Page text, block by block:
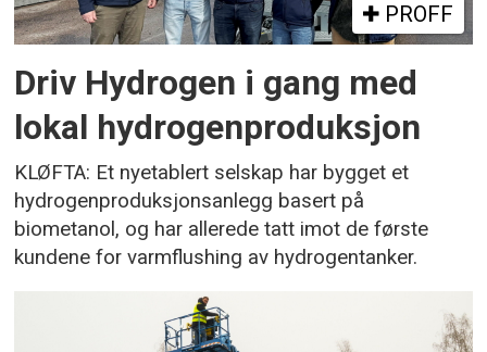
PROFF
Driv Hydrogen i gang med
lokal hydrogenproduksjon
KLØFTA: Et nyetablert selskap har bygget et
hydrogenproduksjonsanlegg basert på
biometanol, og har allerede tatt imot de første
kundene for varmflushing av hydrogentanker.